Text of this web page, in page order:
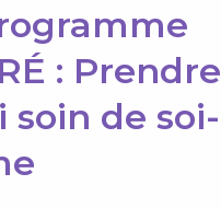
: Prendre
soin de soi-